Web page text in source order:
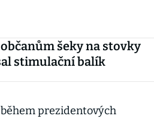
šeky na stovky
stimulační balík
prezidentových